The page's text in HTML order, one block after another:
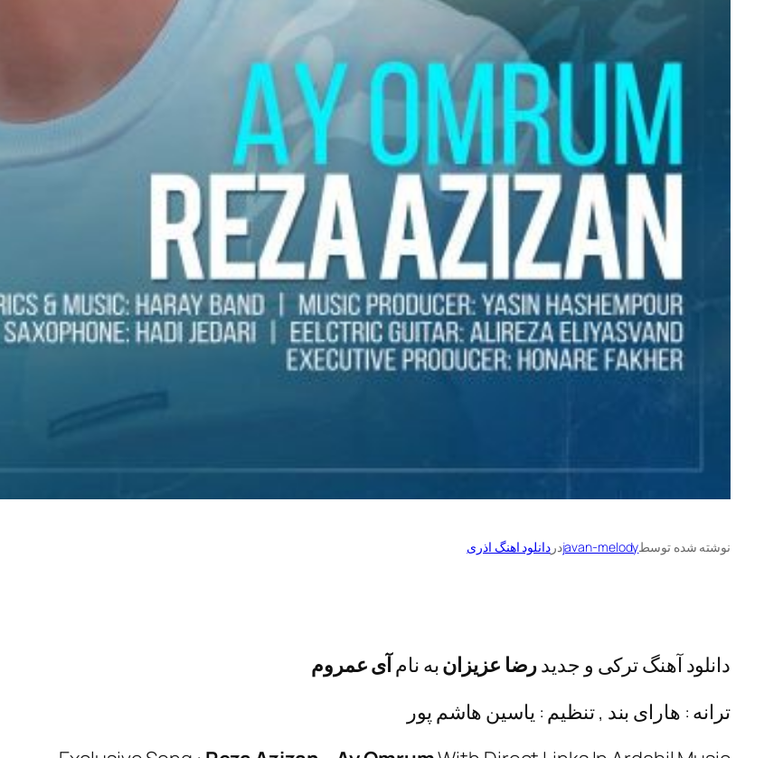
نوشته شده توسطjavan-melodyدردانلود اهنگ اذری
دانلود آهنگ ترکی و جدیدرضا عزیزانبه نامآی عمروم
ترانه : هارای بند , تنظیم : یاسین هاشم پور